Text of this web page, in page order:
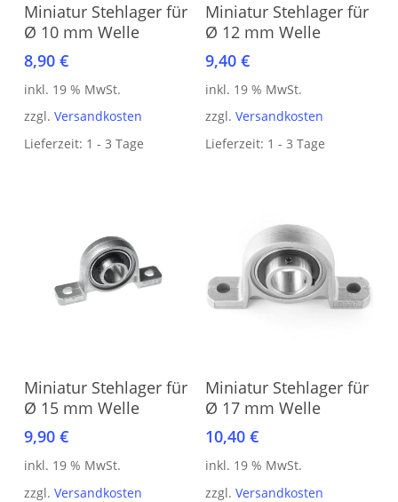
Miniatur Stehlager für
Ø 10 mm Welle
8,90 €
inkl. 19 % MwSt.
zzgl. Versandkosten
Lieferzeit: 1 - 3 Tage
Miniatur Stehlager für
Ø 12 mm Welle
9,40€
inkl. 19 % MwSt.
zzgl.Versandkosten
Lieferzeit: 1 - 3 Tage
In den Warenkorb
Miniatur Stehlager für
Ø 15 mm Welle
9,90 €
inkl. 19 % MwSt.
zzgl. Versandkosten
In den Warenkorb
Miniatur Stehlager für
Ø 17 mm Welle
10,40€
inkl. 19 % MwSt.
zzgl.Versandkosten